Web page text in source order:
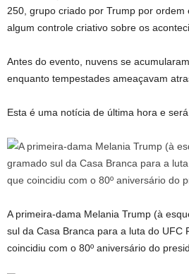
250, grupo criado por Trump por ordem
algum controle criativo sobre os
Antes do evento, nuvens se
enquanto tempestades ameaçavam
Esta é uma notícia de última hora e será
A primeira-dama Melania Trump (à
sul da Casa Branca para a luta do UFC
coincidiu com o 80º aniversário do